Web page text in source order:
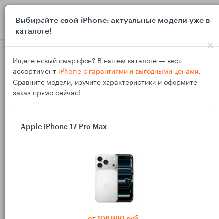
Блог Инструкции Пошаговая настройка MacBook как
13
Пошаговая настройка MacBook как «пишущей
машинки» без отвлечений
Выбирайте свой iPhone: актуальные модели уже в
каталоге!
×
Ищете новый смартфон? В нашем каталоге — весь
ассортимент iPhone с гарантиями и выгодными ценами.
Сравните модели, изучите характеристики и оформите
заказ прямо сейчас!
Apple iPhone 17 Pro Max